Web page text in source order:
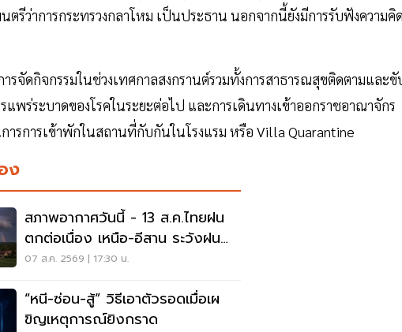
รีว่าการกระทรวงกลาโหม เป็นประธาน นอกจากนี้ยังมีการรับฟังความคิ
จัดกิจกรรมในช่วงเทศกาลสงกรานต์รวมทั้งการสาธารณสุขติดตามและขั
ร่ระบาดของโรคในระยะต่อไป และการเดินทางเข้าออกราชอาณาจักร
รการเข้าพักในสถานที่กับกันในโรงแรม หรือ Villa Quarantine
ง
สภาพอากาศวันนี้ - 13 ส.ค.ไทยฝน
ตกต่อเนื่อง เหนือ-อีสาน ระวังฝน
ตกหนักมากบางแห่ง
07 ส.ค. 2569 | 17:30 น.
“หนี-ซ่อน-สู้” วิธีเอาตัวรอดเมื่อเผ
ขิญเหตุการณ์ยิงกราด